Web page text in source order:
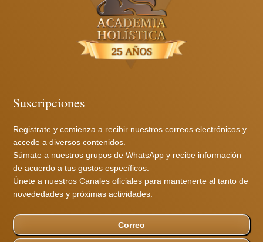
Suscripciones
Registrate y comienza a recibir nuestros correos electrónicos y
accede a diversos contenidos.
Súmate a nuestros grupos de WhatsApp y recibe información
de acuerdo a tus gustos específicos.
Únete a nuestros Canales oficiales para mantenerte al tanto de
novededades y próximas actividades.
Correo